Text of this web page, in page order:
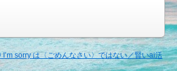
sorry は〈ごめんなさい〉ではない／賢いai活